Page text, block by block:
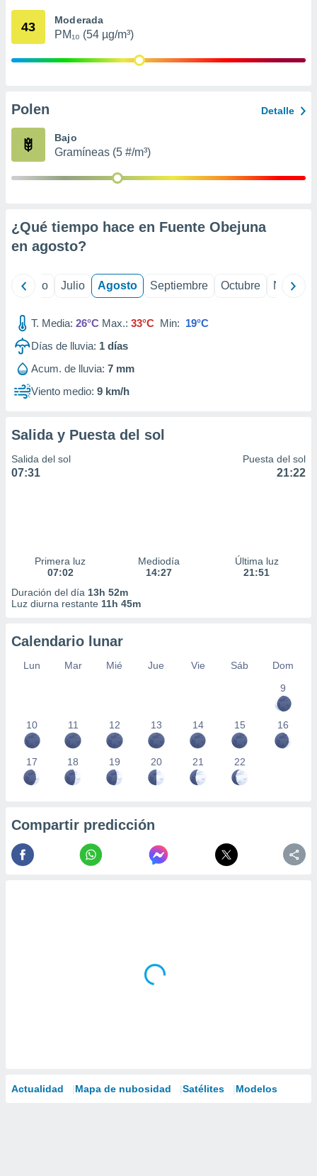
mediante
publicidad
de
43 Moderada
PM₁₀ (54 µg/m³)
Polen Detalle
Bajo
Gramíneas (5 #/m³)
¿Qué tiempo hace en Fuente Obejuna
en agosto?
Junio Julio Agosto Septiembre Octubre
T. Media: 26°C Max.: 33°C Min: 19°C
Días de lluvia: 1 días
Acum. de lluvia: 7 mm
Viento medio: 9 km/h
Salida y Puesta del sol
Salida del sol
07:31
Puesta del sol
21:22
Primera luz
07:02
Mediodía
14:27
Última luz
21:51
Duración del día 13h 52m
Luz diurna restante 11h 45m
Calendario lunar
Lun Mar Mié Jue Vie Sáb
Dom
9
10 11 12 13 14 15 16
17 18 19 20 21 22
Compartir predicción
Actualidad Mapa de nubosidad Satélites Modelos